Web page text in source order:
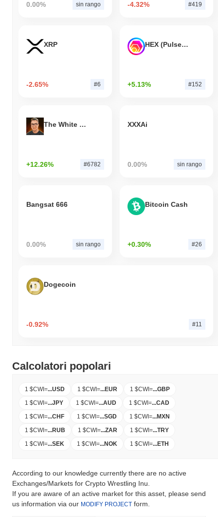
0.00% sin rango -4.32% #419
XRP
-2.65% #6
HEX (Pulsechain)
+5.13% #152
The White Bull
+12.26% #6782
XXXAi
0.00% sin rango
Bangsat 666
0.00% sin rango
Bitcoin Cash
+0.30% #26
Dogecoin
-0.92% #11
Calcolatori popolari
1 $CWI=...USD 1 $CWI=...EUR 1 $CWI=...GBP
1 $CWI=...JPY 1 $CWI=...AUD 1 $CWI=...CAD
1 $CWI=...CHF 1 $CWI=...SGD 1 $CWI=...MXN
1 $CWI=...RUB 1 $CWI=...ZAR 1 $CWI=...TRY
1 $CWI=...SEK 1 $CWI=...NOK 1 $CWI=...ETH
According to our knowledge currently there are no active
Exchanges/Markets for Crypto Wrestling Inu.
If you are aware of an active market for this asset, please send
us information via our MODIFY PROJECT form.